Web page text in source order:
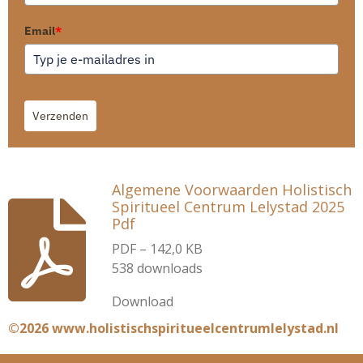
Email*
Verzenden
Algemene Voorwaarden Holistisch
Spiritueel Centrum Lelystad 2025
Pdf
PDF – 142,0 KB
538 downloads
Download
©2026 www.holistischspiritueelcentrumlelystad.nl